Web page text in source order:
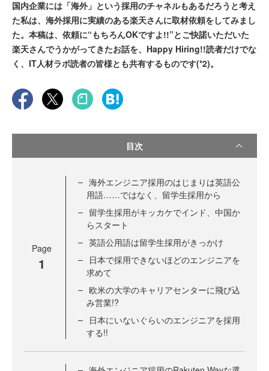
国内企業には「海外」という採用のチャネルもあるだろうと考え
た私は、海外採用に実績のある楽天さんに取材依頼をしてみまし
た。本稿は、依頼に“もちろんOKですよ!!”とご快諾いただいた
楽天さんでうかがってきたお話を、Happy Hiring!!読者だけでな
く、IT人材ラボ読者の皆様とも共有するものです(*2)。
目次
Page
1
海外エンジニア採用のはじまりは英語公
用語……ではなく、留学生採用から
留学生採用がキッカケでインド、中国か
らスタート
英語公用語は留学生採用がきっかけ
日本で採用できないほどのエンジニアを
求めて
欧米の大学のキャリアセンターに飛び込
み営業!?
日本にいないぐらいのエンジニアを採用
する!!